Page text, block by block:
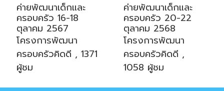
ค่ายพัฒนาเด็กและ
ครอบครัว 16-18
ตุลาคม 2567
โครงการพัฒนา
ครอบครัวคิดดี , 1371
ผู้ชม
ค่ายพัฒนาเด็กและ
ครอบครัว 20-22
ตุลาคม 2568
โครงการพัฒนา
ครอบครัวคิดดี ,
1058 ผู้ชม